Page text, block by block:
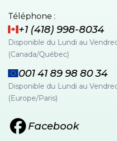
Téléphone :
+1 (418) 998-8034
Disponible du Lundi au
(Canada/Québec)
001 41 89 98 80 34
Disponible du Lundi au
(Europe/Paris)
Facebook